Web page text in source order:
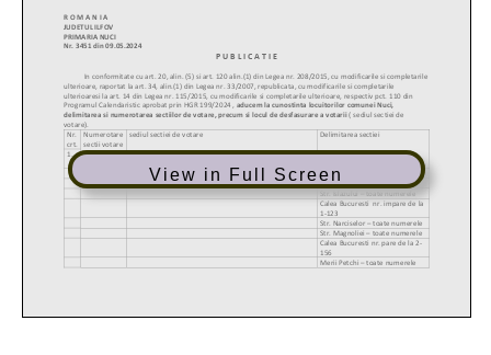
View in Full Screen